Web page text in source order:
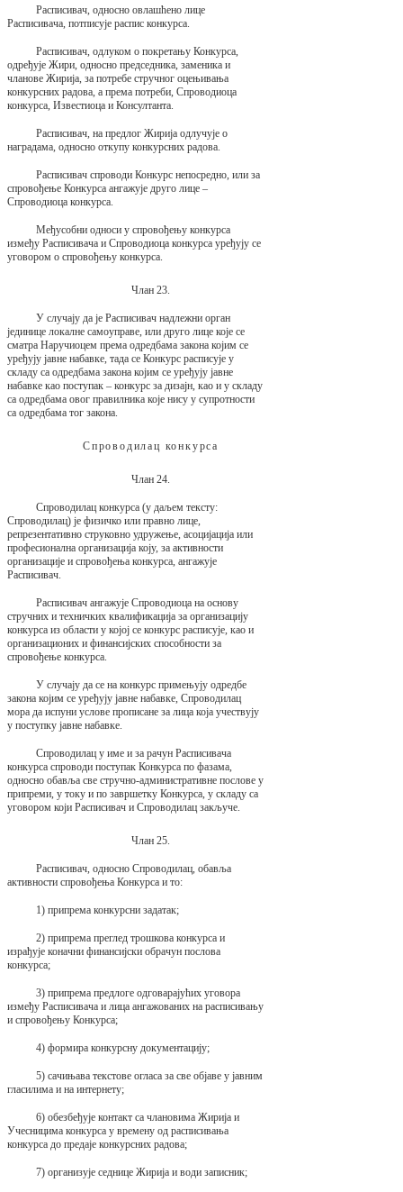
Расписивач, односно овлашћено лице
Расписивача, потписује распис конкурса.
Расписивач, одлуком о покретању Конкурса,
одређује Жири, односно председника, заменика и
чланове Жирија, за потребе стручног оцењивања
конкурсних радова, а према потреби, Спроводиоца
конкурса, Известиоца и Консултанта.
Расписивач, на предлог Жирија одлучује о
наградама, односно откупу конкурсних радова.
Расписивач спроводи Конкурс непосредно, или за
спровођење Конкурса ангажује друго лице –
Спроводиоца конкурса.
Међусобни односи у спровођењу конкурса
између Расписивача и Спроводиоца конкурса уређују се
уговором о спровођењу конкурса.
Члан 23.
У случају да је Расписивач надлежни орган
јединице локалне самоуправе, или друго лице које се
сматра Наручиоцем према одредбама закона којим се
уређују јавне набавке, тада се Конкурс расписује у
складу са одредбама закона којим се уређују јавне
набавке као поступак – конкурс за дизајн, као и у складу
са одредбама овог правилника које нису у супротности
са одредбама тог закона.
Спроводилац конкурса
Члан 24.
Спроводилац конкурса (у даљем тексту:
Спроводилац) је физичко или правно лице,
репрезентативно струковно удружење, асоцијација или
професионална организација коју, за активности
организације и спровођења конкурса, ангажује
Расписивач.
Расписивач ангажује Спроводиоца на основу
стручних и техничких квалификација за организацију
конкурса из области у којој се конкурс расписује, као и
организационих и финансијских способности за
спровођење конкурса.
У случају да се на конкурс примењују одредбе
закона којим се уређују јавне набавке, Спроводилац
мора да испуни услове прописане за лица која учествују
у поступку јавне набавке.
Спроводилац у име и за рачун Расписивача
конкурса спроводи поступак Конкурса по фазама,
односно обавља све стручно-административне послове у
припреми, у току и по завршетку Конкурса, у складу са
уговором који Расписивач и Спроводилац закључе.
Члан 25.
Расписивач, односно Спроводилац, обавља
активности спровођења Конкурса и то:
1) припрема конкурсни задатак;
2) припрема преглед трошкова конкурса и
израђује коначни финансијски обрачун послова
конкурса;
3) припрема предлоге одговарајућих уговора
између Расписивача и лица ангажованих на расписивању
и спровођењу Конкурса;
4) формира конкурсну документацију;
5) сачињава текстове огласа за све објаве у јавним
гласилима и на интернету;
6) обезбеђује контакт са члановима Жирија и
Учесницима конкурса у времену од расписивања
конкурса до предаје конкурсних радова;
7) организује седнице Жирија и води записник;